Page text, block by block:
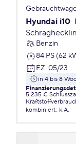
Hyundai i10
Benzin
84 PS (62
EZ: 05/23
in 4 bis 8
5.235 €
kombiniert: k.A.